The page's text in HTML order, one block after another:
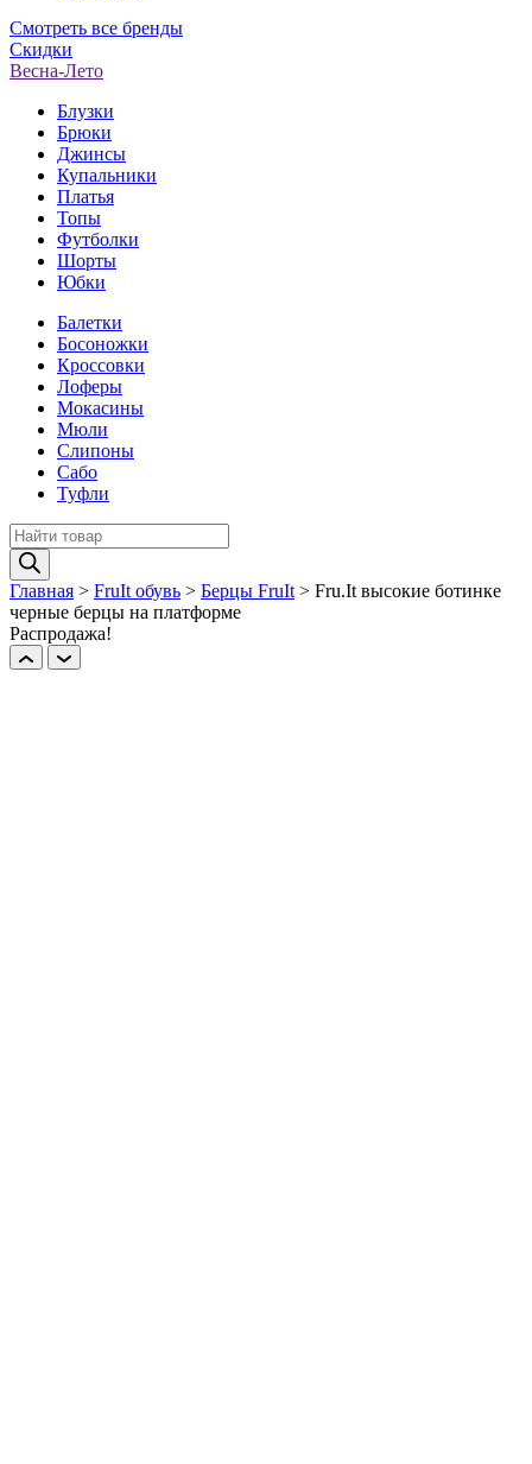
Смотреть все бренды
Скидки
Весна-Лето
Блузки
Брюки
Джинсы
Купальники
Платья
Топы
Футболки
Шорты
Юбки
Балетки
Босоножки
Кроссовки
Лоферы
Мокасины
Мюли
Слипоны
Сабо
Туфли
Поиск
товаров
Главная > FruIt обувь > Берцы FruIt > Fru.It высокие ботинке
черные берцы на платформе
Распродажа!